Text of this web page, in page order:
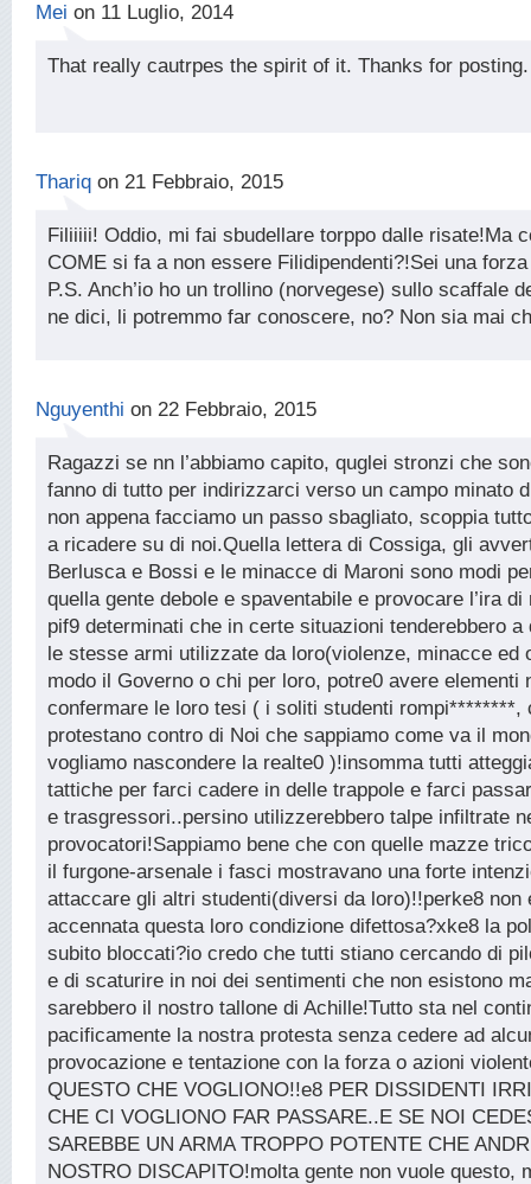
Mei on 11 Luglio, 2014
That really cautrpes the spirit of it. Thanks for posting.
Thariq on 21 Febbraio, 2015
Filiiiii! Oddio, mi fai sbudellare torppo dalle risate!Ma
COME si fa a non essere Filidipendenti?!Sei una
P.S. Anch’io ho un trollino (norvegese) sullo scaffale
ne dici, li potremmo far conoscere, no? Non sia mai
Nguyenthi on 22 Febbraio, 2015
Ragazzi se nn l’abbiamo capito, quglei stronzi che
fanno di tutto per indirizzarci verso un campo minato
non appena facciamo un passo sbagliato, scoppia
a ricadere su di noi.Quella lettera di Cossiga, gli
Berlusca e Bossi e le minacce di Maroni sono modi
quella gente debole e spaventabile e provocare l’ira di
pif9 determinati che in certe situazioni tenderebbero a
le stesse armi utilizzate da loro(violenze, minacce ed
modo il Governo o chi per loro, potre0 avere elementi
confermare le loro tesi ( i soliti studenti rompi********,
protestano contro di Noi che sappiamo come va il
vogliamo nascondere la realte0 )!insomma tutti
tattiche per farci cadere in delle trappole e farci
e trasgressori..persino utilizzerebbero talpe infiltrate
provocatori!Sappiamo bene che con quelle mazze
il furgone-arsenale i fasci mostravano una forte
attaccare gli altri studenti(diversi da loro)!!perke8 non
accennata questa loro condizione difettosa?xke8 la
subito bloccati?io credo che tutti stiano cercando di
e di scaturire in noi dei sentimenti che non esistono
sarebbero il nostro tallone di Achille!Tutto sta nel
pacificamente la nostra protesta senza cedere ad
provocazione e tentazione con la forza o azioni
QUESTO CHE VOGLIONO!!e8 PER DISSIDENTI
CHE CI VOGLIONO FAR PASSARE..E SE NOI
SAREBBE UN ARMA TROPPO POTENTE CHE
NOSTRO DISCAPITO!molta gente non vuole questo,